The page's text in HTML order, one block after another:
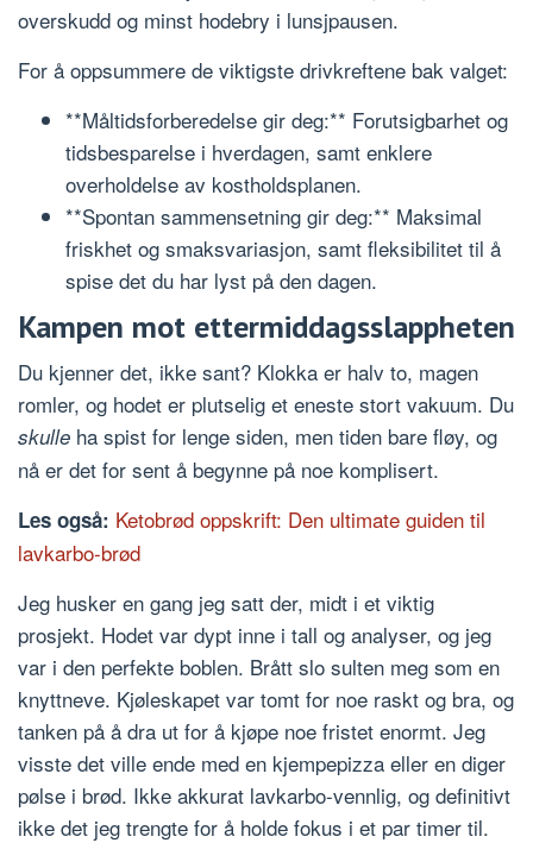
overskudd og minst hodebry i lunsjpausen.
For å oppsummere de viktigste drivkreftene bak valget:
**Måltidsforberedelse gir deg:** Forutsigbarhet og
tidsbesparelse i hverdagen, samt enklere
overholdelse av kostholdsplanen.
**Spontan sammensetning gir deg:** Maksimal
friskhet og smaksvariasjon, samt fleksibilitet til å
spise det du har lyst på den dagen.
Kampen mot ettermiddagsslappheten
Du kjenner det, ikke sant? Klokka er halv to, magen
romler, og hodet er plutselig et eneste stort vakuum. Du
skulle ha spist for lenge siden, men tiden bare fløy, og
nå er det for sent å begynne på noe komplisert.
Les også: Ketobrød oppskrift: Den ultimate guiden til
lavkarbo-brød
Jeg husker en gang jeg satt der, midt i et viktig
prosjekt. Hodet var dypt inne i tall og analyser, og jeg
var i den perfekte boblen. Brått slo sulten meg som en
knyttneve. Kjøleskapet var tomt for noe raskt og bra, og
tanken på å dra ut for å kjøpe noe fristet enormt. Jeg
visste det ville ende med en kjempepizza eller en diger
pølse i brød. Ikke akkurat lavkarbo-vennlig, og definitivt
ikke det jeg trengte for å holde fokus i et par timer til.